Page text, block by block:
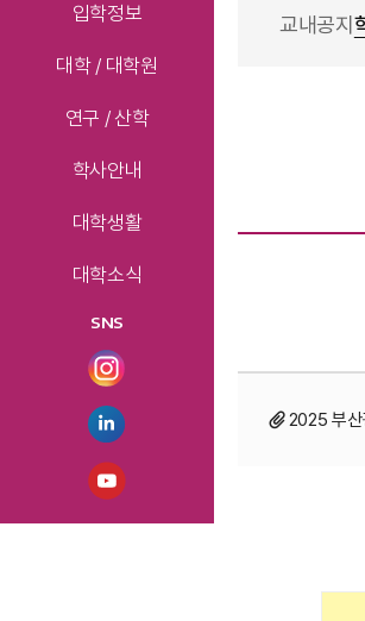
입학정보
대학 / 대학원
연구 / 산학
학사안내
대학생활
대학소식
SNS
교내공지